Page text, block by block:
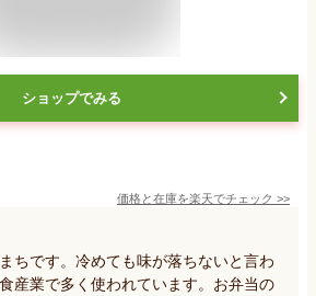
ショップでみる
価格と在庫を楽天でチェック >>
ちです。冷めても味が落ちないと言わ
産業で多く使われています。お弁当の